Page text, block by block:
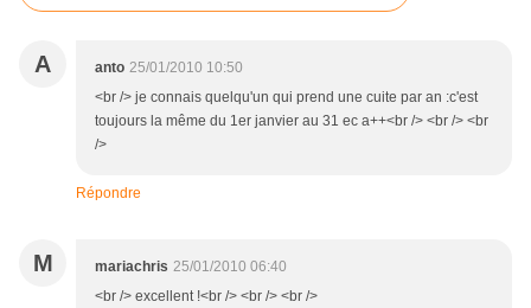
A anto 25/01/2010 10:50
<br /> je connais quelqu'un qui prend une cuite par an :c'est
toujours la même du 1er janvier au 31 ec a++<br /> <br /> <br
/>
Répondre
M mariachris 25/01/2010 06:40
<br /> excellent !<br /> <br /> <br />